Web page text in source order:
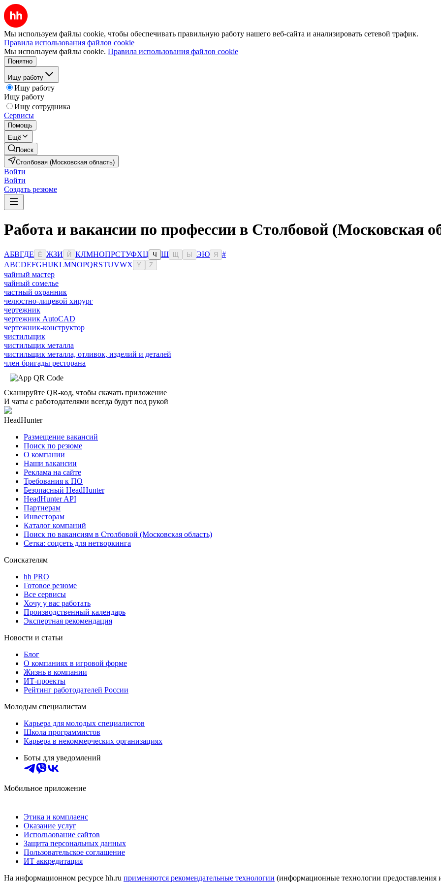
Мы используем файлы cookie, чтобы обеспечивать правильную работу нашего веб-сайта и анализировать сетевой трафик.
Правила использования файлов cookie
Мы используем файлы cookie. Правила использования файлов cookie
Понятно
Ищу работу
Ищу работу
Ищу работу
Ищу сотрудника
Сервисы
Помощь
Ещё
Поиск
Столбовая (Московская область)
Войти
Войти
Создать резюме
Работа и вакансии по профессии в Столбовой (Московская
АБВГДЕ Ё ЖЗИ Й КЛМНОПРСТУФХЦ Ч Ш Ы ЭЮ Я
#
ABCDEFGHIJKLMNOPQRSTUVWX Y Z
чайный мастер
чайный сомелье
частный охранник
челюстно-лицевой хирург
чертежник
чертежник AutoCAD
чертежник-конструктор
чистильщик
чистильщик металла
чистильщик металла, отливок, изделий и деталей
член бригады ресторана
Сканируйте QR-код, чтобы скачать приложение
И чаты с работодателями всегда будут под рукой
HeadHunter
Размещение вакансий
Поиск по резюме
О компании
Наши вакансии
Реклама на сайте
Требования к ПО
Безопасный HeadHunter
HeadHunter API
Партнерам
Инвесторам
Каталог компаний
Поиск по вакансиям в Столбовой (Московская область)
Сетка: соцсеть для нетворкинга
Соискателям
hh PRO
Готовое резюме
Все сервисы
Хочу у вас работать
Производственный календарь
Экспертная рекомендация
Новости и статьи
Блог
О компаниях в игровой форме
Жизнь в компании
ИТ-проекты
Рейтинг работодателей России
Молодым специалистам
Карьера для молодых специалистов
Школа программистов
Карьера в некоммерческих организациях
Боты для уведомлений
Мобильное приложение
Этика и комплаенс
Оказание услуг
Использование сайтов
Защита персональных данных
Пользовательское соглашение
ИТ аккредитация
На информационном ресурсе hh.ru применяются рекомендательные технологии (информационные технологии предоставления